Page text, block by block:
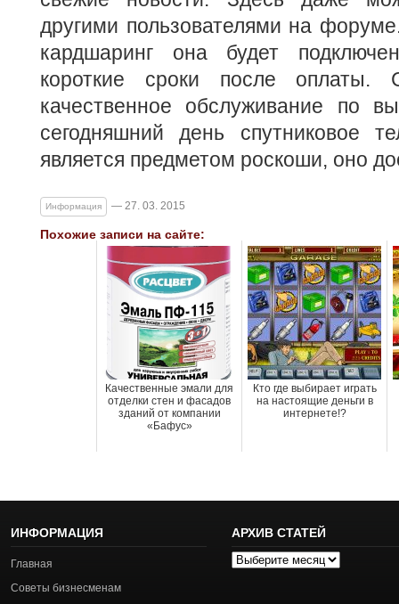
другими пользователями на
кардшаринг она будет
короткие сроки после оплаты.
качественное обслуживание по
сегодняшний день спутниковое
является предметом роскоши, оно
Информация — 27. 03. 2015
Похожие записи на сайте:
Качественные эмали для
отделки стен и фасадов
зданий от компании
«Бафус»
Кто где выбирает играть
на настоящие деньги в
интернете!?
ИНФОРМАЦИЯ
Главная
Советы бизнесменам
АРХИВ СТАТЕЙ
Архив